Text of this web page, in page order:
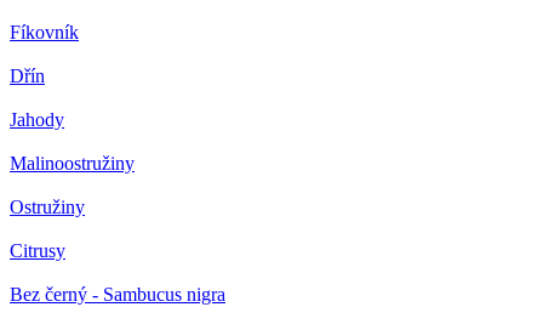
Fíkovník
Dřín
Jahody
Malinoostružiny
Ostružiny
Citrusy
Bez černý - Sambucus nigra